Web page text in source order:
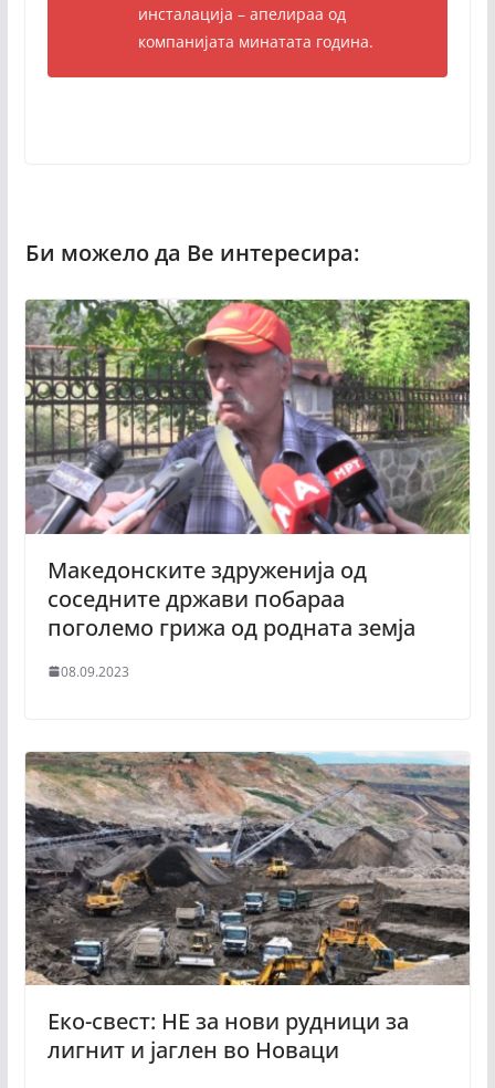
инсталација – апелираа од
компанијата минатата година.
Македонските здруженија од
соседните држави побараа
поголемо грижа од родната земја
08.09.2023
Eко-свест: НЕ за нови рудници за
лигнит и јаглен во Новаци